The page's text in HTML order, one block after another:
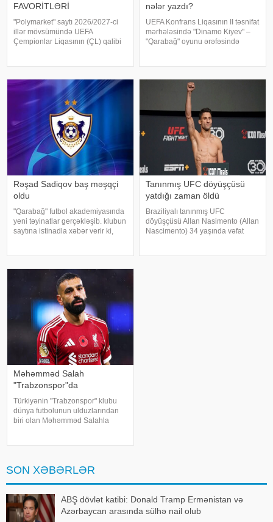
FAVORİTLƏRİ
"Polymarket" saytı 2026/2027-ci
illər mövsümündə UEFA
Çempionlar Liqasının (ÇL) qalibi
başvermə ehtimallarını
nələr yazdı?
UEFA Konfrans Liqasının II təsnifat
mərhələsində "Dinamo Kiyev" –
"Qarabağ" oyunu ərəfəsində
istinadla xəbər veri
Rəşad Sadiqov baş məşqçi
oldu
"Qarabağ" futbol akademiyasında
yeni təyinatlar gerçəkləşib. klubun
saytına istinadla xəbər verir ki,
Akademiya koordinatoru Aftandi
Tanınmış UFC döyüşçüsü
yatdığı zaman öldü
Braziliyalı tanınmış UFC
döyüşçüsü Allan Nasimento (Allan
Nascimento) 34 yaşında vəfat
Məhəmməd Salah
"Trabzonspor"da
Türkiyənin "Trabzonspor" klubu
dünya futbolunun ulduzlarından
biri olan Məhəmməd Salahla
SON XƏBƏRLƏR
ABŞ dövlət katibi: Donald Tramp Ermənistan və
Azərbaycan arasında sülhə nail olub